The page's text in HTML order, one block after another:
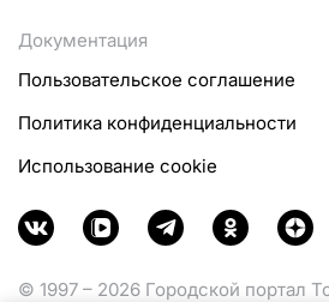
Документация
Пользовательское соглашение
Политика конфиденциальности
Использование cookie
© 1997 – 2026 Городской портал